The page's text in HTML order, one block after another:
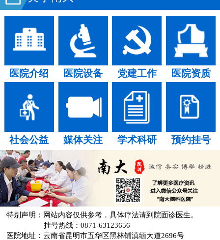
医院介绍 医院设备 党建工作 医院资质
社会公益 媒体关注 学术科研 预约挂号
特别声明：网站内容仅供参考，具体疗法请到院面诊医生。
挂号热线：0871-63123656
医院地址：云南省昆明市五华区黑林铺滇缅大道2696号